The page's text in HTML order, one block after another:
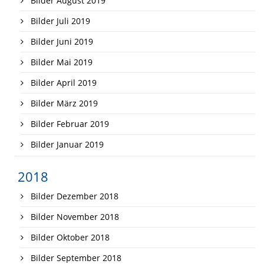
Bilder Juli 2019
Bilder Juni 2019
Bilder Mai 2019
Bilder April 2019
Bilder März 2019
Bilder Februar 2019
Bilder Januar 2019
2018
Bilder Dezember 2018
Bilder November 2018
Bilder Oktober 2018
Bilder September 2018